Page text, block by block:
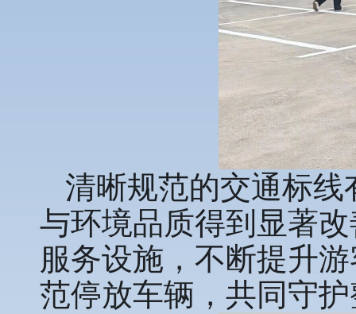
清晰规范的交通标
与环境品质得到显著
服务设施，不断提升
范停放车辆，共同守